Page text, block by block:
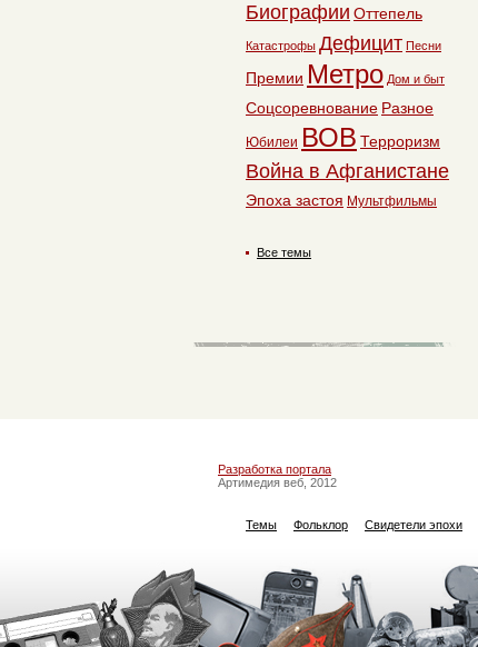
Биографии Оттепель
Катастрофы Дефицит Песни
Премии Метро Дом и быт
Соцсоревнование Разное
Юбилеи ВОВ Терроризм
Война в Афганистане
Эпоха застоя Мультфильмы
Все темы
Разработка портала
Артимедия веб, 2012
Темы Фольклор Свидетели эпохи